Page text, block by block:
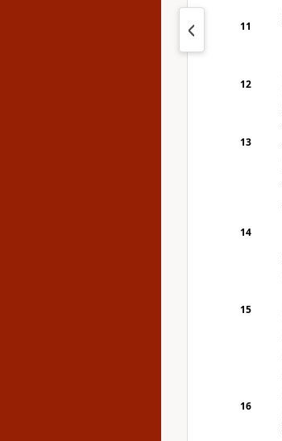
11
12
13
14
15
16